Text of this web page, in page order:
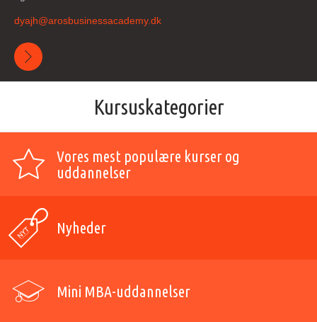
dyajh@arosbusinessacademy.dk
Kursuskategorier
Vores mest populære kurser og
uddannelser
Nyheder
Mini MBA-uddannelser